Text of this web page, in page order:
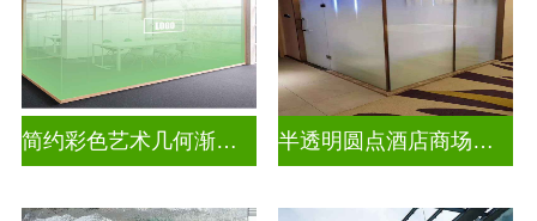
简约彩色艺术几何渐变玻璃 半透明圆点酒店商场彩色渐变玻璃